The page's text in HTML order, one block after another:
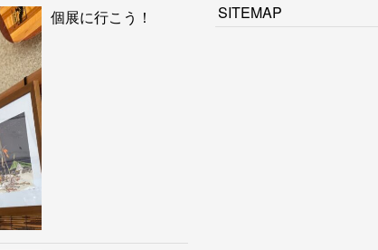
個展に行こう！ SITEMAP